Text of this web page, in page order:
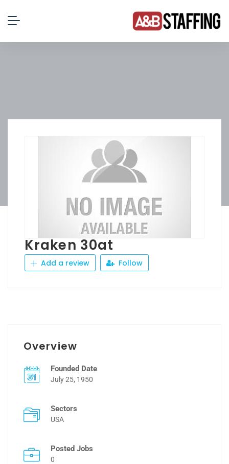
Kraken 30at
Add a review Follow
Overview
Founded Date
July 25, 1950
Sectors
USA
Posted Jobs
0